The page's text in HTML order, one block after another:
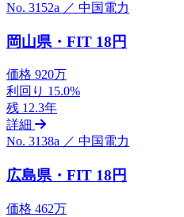
No. 3152a ／ 中国電力
岡山県・FIT 18円
価格 920万
利回り 15.0%
残 12.3年
詳細
No. 3138a ／ 中国電力
広島県・FIT 18円
価格 462万